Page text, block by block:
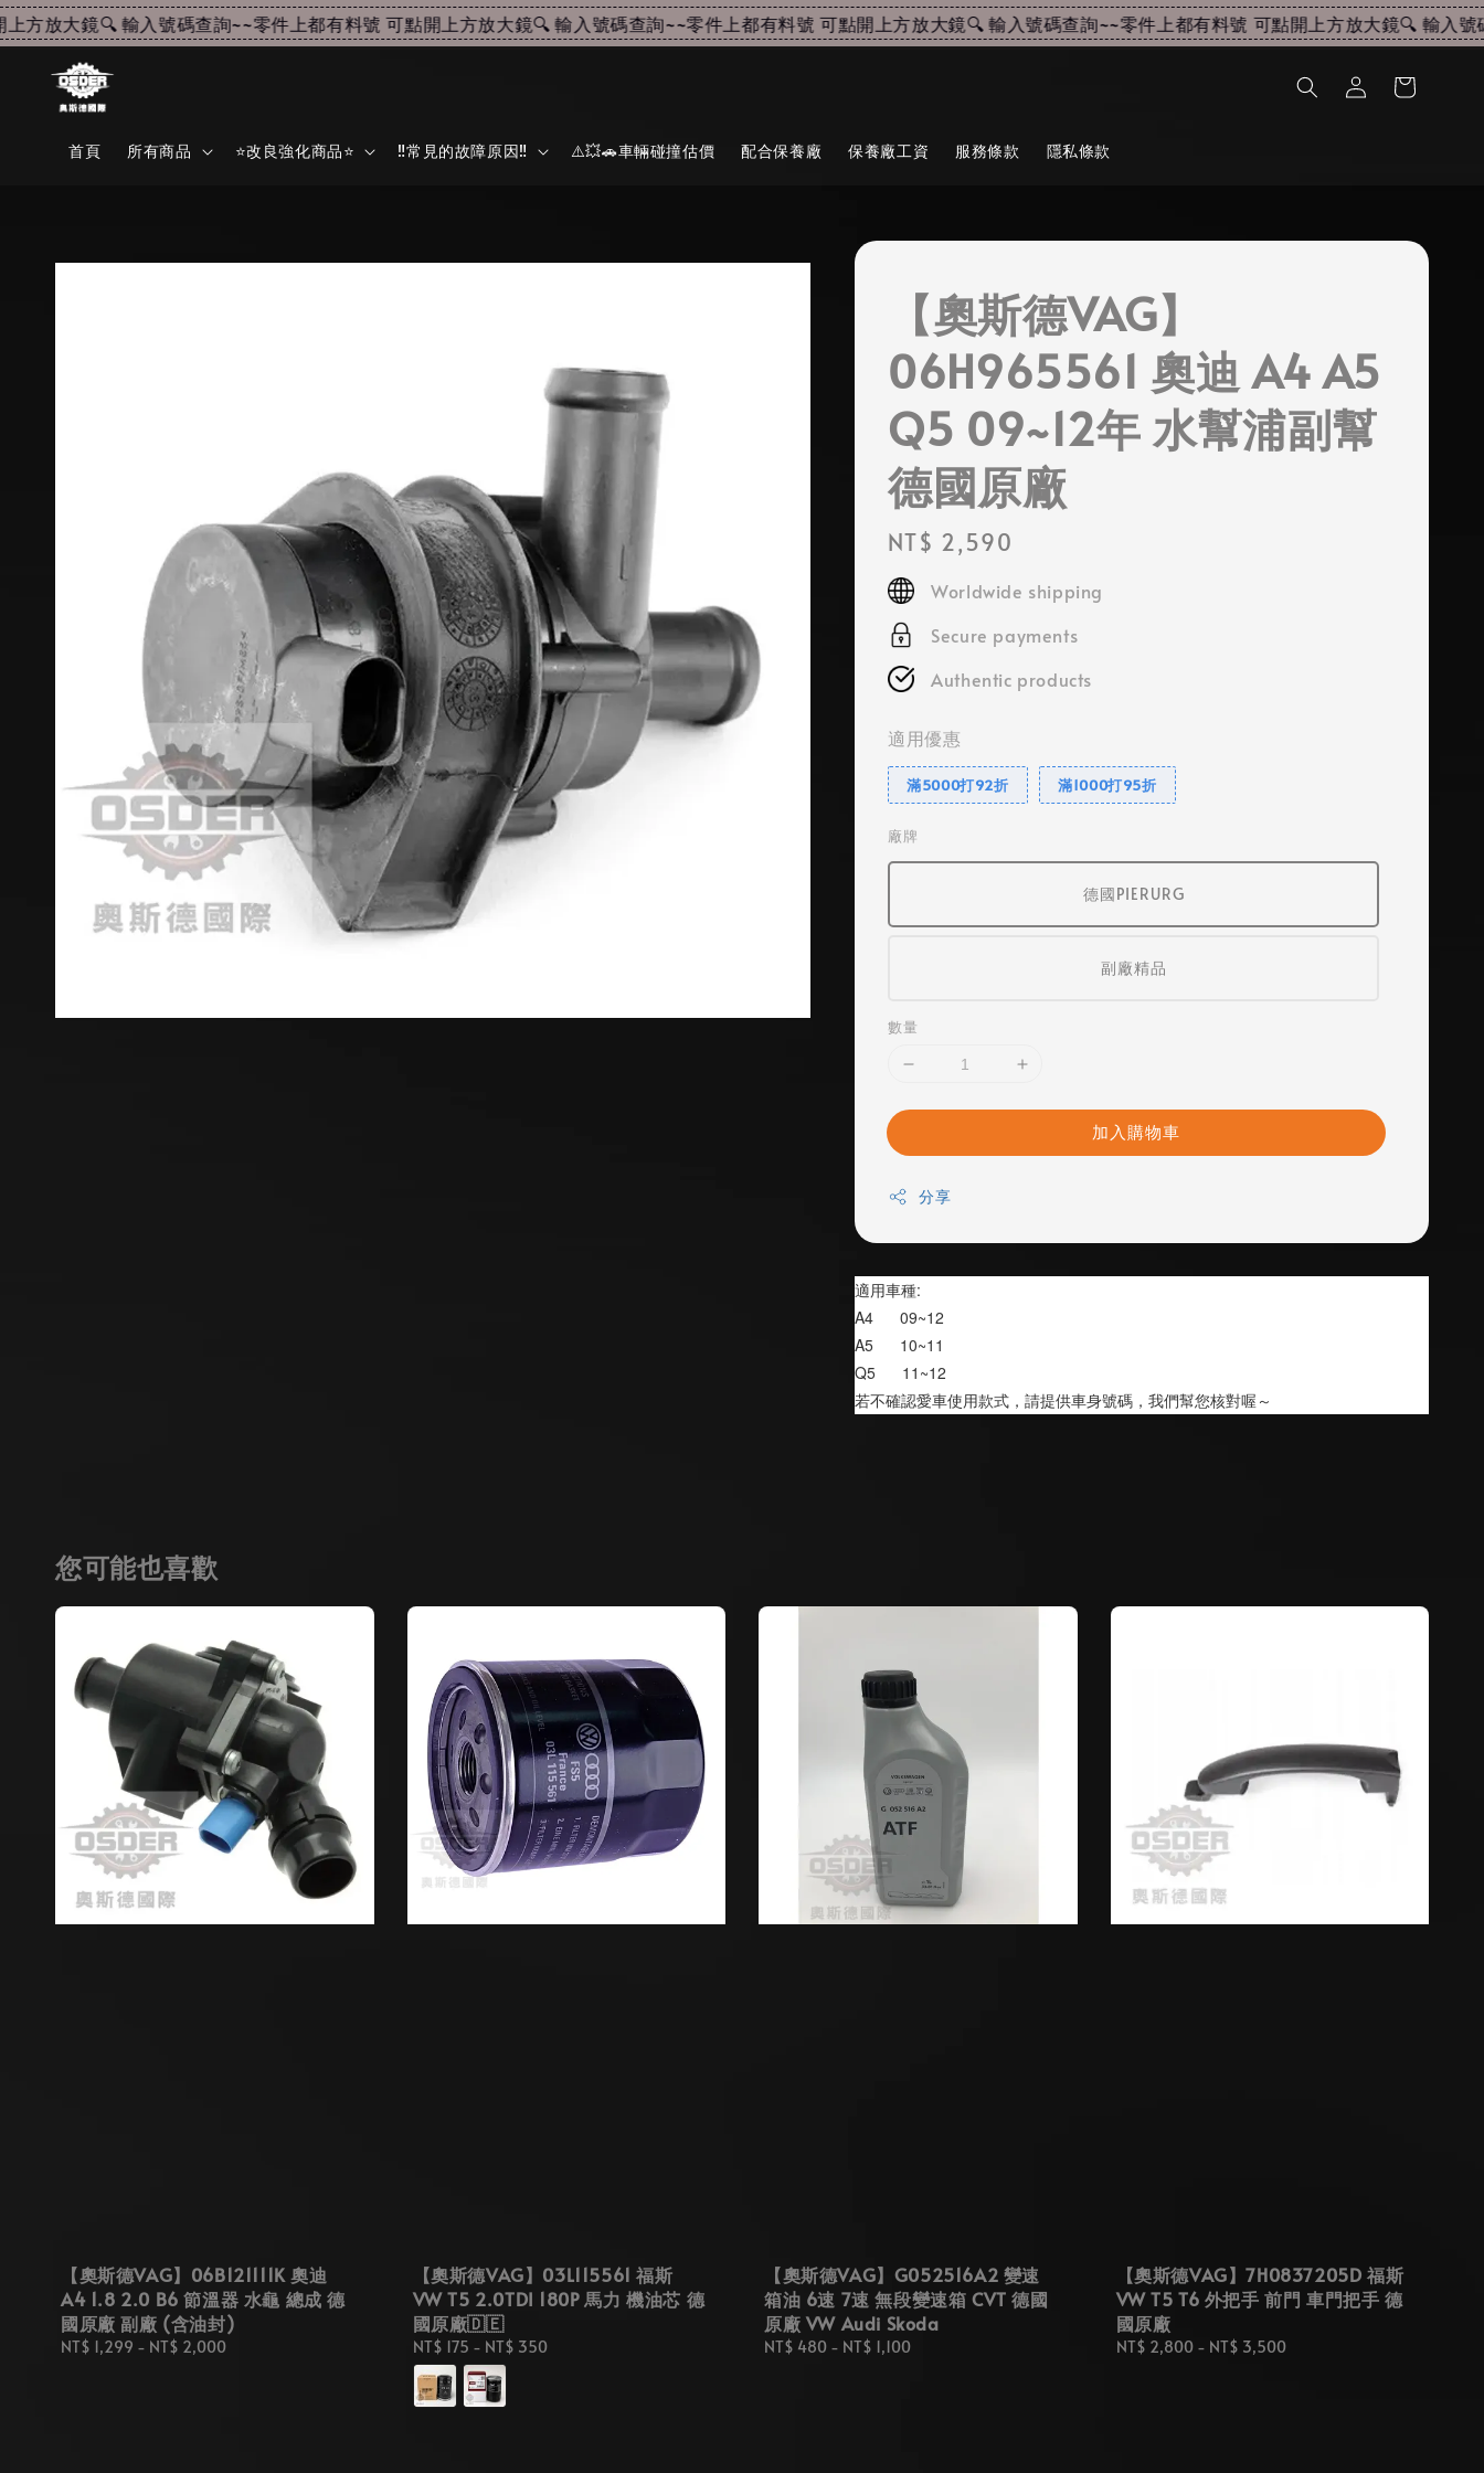
放大鏡🔍 輸入號碼查詢~~零件上都有料號 可點開上方放大鏡🔍 輸入號碼查詢~~零件上都有料號 可點開上方放大鏡🔍 輸入號碼查詢~~零件上都有料號 可點開上方放大鏡🔍 輸入號碼
首頁 所有商品 ⭐改良強化商品⭐ ‼️常見的故障原因‼️ ⚠️💥🚗車輛碰撞估價 配合保養廠 保養廠工資 服務條款 隱私條款
【奧斯德VAG】
06H965561 奧迪 A4 A5
Q5 09~12年 水幫浦副幫
德國原廠
Regular
price
NT$ 2,590
Worldwide shipping
Secure payments
Authentic products
適用優惠
滿5000打92折 滿1000打95折
廠牌
德國PIERURG
副廠精品
數量
加入購物車
分享
適用車種:
A4      09~12
A5      10~11
Q5      11~12
若不確認愛車使用款式，請提供車身號碼，我們幫您核對喔～
您可能也喜歡
【奧斯德VAG】06B121111K 奧迪
A4 1.8 2.0 B6 節溫器 水龜 總成 德
國原廠 副廠 (含油封)
Regular
NT$ 1,299 - NT$ 2,000
【奧斯德VAG】03L115561 福斯
VW T5 2.0TDI 180P 馬力 機油芯 德
國原廠🇩🇪
Regular
price
NT$ 175 - NT$ 350
【奧斯德VAG】G052516A2 變速
箱油 6速 7速 無段變速箱 CVT 德國
原廠 VW Audi Skoda
Regular
NT$ 480 - NT$ 1,100
【奧斯德VAG】7H0837205D 福斯
VW T5 T6 外把手 前門 車門把手 德
國原廠
Regular
NT$ 2,800- NT$ 3,500